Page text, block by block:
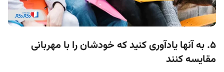
۵. به آنها یادآوری کنید که خودشان را با مهربانی
مقایسه کنند